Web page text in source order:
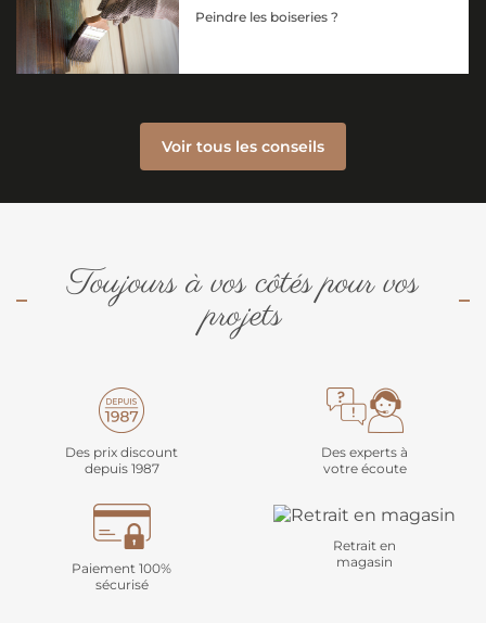
Peindre les boiseries ?
Voir tous les conseils
Toujours à vos côtés pour vos
projets
Des prix discount
depuis 1987
Des experts à
votre écoute
Paiement 100%
sécurisé
Retrait en
magasin